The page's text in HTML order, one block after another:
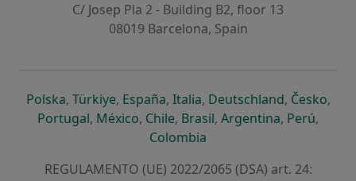
C/ Josep Pla 2 - Building B2, floor 13
08019 Barcelona, Spain
Polskaabre num novo separador
, Türkiyeabre num novo separador
, Españaabre num novo separador
, Italiaabre num novo
, Deutschlandabre num
, Česko,
Portugalabre num novo separador
, Méxicoabre num novo separador
, Chileabre num novo separador
, Brasilabre num novo
, Argentinaabre num
, Perúabre
,
Colombia
REGULAMENTO (UE) 2022/2065 (DSA) art. 24: